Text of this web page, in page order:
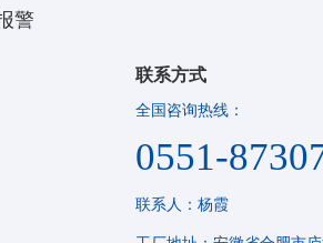
警
联系方式
全国咨询热线：
0551-
联系人：杨霞